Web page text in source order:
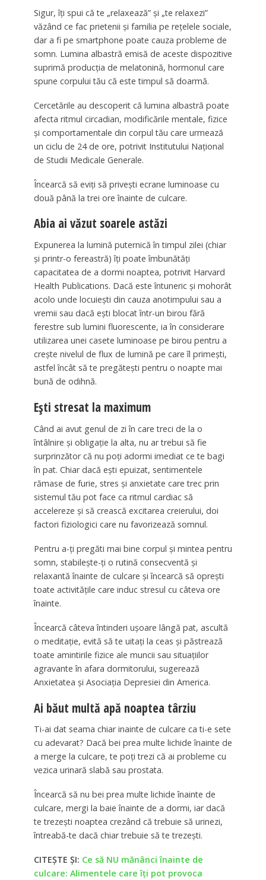
Sigur, îți spui că te „relaxează” și „te relaxezi”
văzând ce fac prietenii și familia pe rețelele sociale,
dar a fi pe smartphone poate cauza probleme de
somn. Lumina albastră emisă de aceste dispozitive
suprimă producția de melatonină, hormonul care
spune corpului tău că este timpul să doarmă.
Cercetările au descoperit că lumina albastră poate
afecta ritmul circadian, modificările mentale, fizice
și comportamentale din corpul tău care urmează
un ciclu de 24 de ore, potrivit Institutului Național
de Studii Medicale Generale.
Încearcă să eviți să privești ecrane luminoase cu
două până la trei ore înainte de culcare.
Abia ai văzut soarele astăzi
Expunerea la lumină puternică în timpul zilei (chiar
și printr-o fereastră) îți poate îmbunătăți
capacitatea de a dormi noaptea, potrivit Harvard
Health Publications. Dacă este întuneric și mohorât
acolo unde locuiești din cauza anotimpului sau a
vremii sau dacă ești blocat într-un birou fără
ferestre sub lumini fluorescente, ia în considerare
utilizarea unei casete luminoase pe birou pentru a
crește nivelul de flux de lumină pe care îl primești,
astfel încât să te pregătești pentru o noapte mai
bună de odihnă.
Ești stresat la maximum
Când ai avut genul de zi în care treci de la o
întâlnire și obligație la alta, nu ar trebui să fie
surprinzător că nu poți adormi imediat ce te bagi
în pat. Chiar dacă ești epuizat, sentimentele
rămase de furie, stres și anxietate care trec prin
sistemul tău pot face ca ritmul cardiac să
accelereze și să crească excitarea creierului, doi
factori fiziologici care nu favorizează somnul.
Pentru a-ți pregăti mai bine corpul și mintea pentru
somn, stabilește-ți o rutină consecventă și
relaxantă înainte de culcare și încearcă să oprești
toate activitățile care induc stresul cu câteva ore
înainte.
Încearcă câteva întinderi ușoare lângă pat, ascultă
o meditație, evită să te uitați la ceas și păstrează
toate amintirile fizice ale muncii sau situațiilor
agravante în afara dormitorului, sugerează
Anxietatea și Asociația Depresiei din America.
Ai băut multă apă noaptea târziu
Ti-ai dat seama chiar inainte de culcare ca ti-e sete
cu adevarat? Dacă bei prea multe lichide înainte de
a merge la culcare, te poți trezi că ai probleme cu
vezica urinară slabă sau prostata.
Încearcă să nu bei prea multe lichide înainte de
culcare, mergi la baie înainte de a dormi, iar dacă
te trezești noaptea crezând că trebuie să urinezi,
întreabă-te dacă chiar trebuie să te trezești.
CITEȘTE ȘI: Ce să NU mănânci înainte de
culcare: Alimentele care îți pot provoca